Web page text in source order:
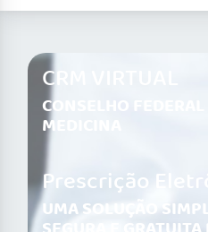
CRM VIRTUAL
CONSELHO FEDERAL
MEDICINA
Prescrição
UMA SOLUÇÃO